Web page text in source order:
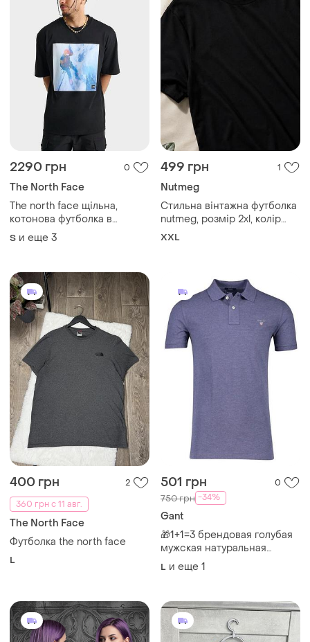
2290 грн
The North Face
The north face щільна,
котонова футболка в
чорному кольорі, з
масивним принтом. гарно
тримає форму.
499 грн
Nutmeg
Стильна вінтажна футболка
nutmeg, розмір 2xl, колір
чорний з сірим відтінком
400 грн
2
360 грн с 11 авг.
The North Face
Футболка the north face
L
501 грн
750 грн
🎁1+1=3 брендовая голубая
футболка поло gant, размер
48 - 50
L и еще 1